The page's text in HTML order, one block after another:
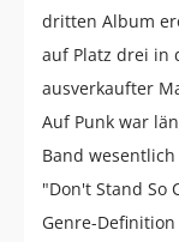
dritten Album
auf Platz drei in
ausverkaufter
Auf Punk war
Band
"Don't Stand So
Genre-